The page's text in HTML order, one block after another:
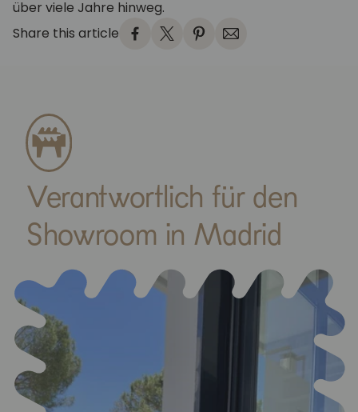
über viele Jahre hinweg.
Share this article
Verantwortlich für den
Showroom in Madrid